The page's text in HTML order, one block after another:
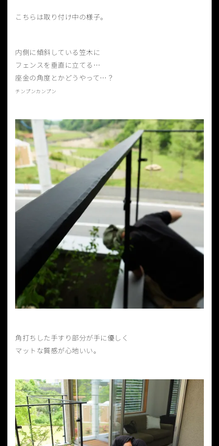
こちらは取り付け中の様子。
内側に傾斜している笠木に
フェンスを垂直に立てる…
座金の角度とかどうやって…？
チンプンカンプン
角打ちした手すり部分が手に優しく
マットな質感が心地いい。